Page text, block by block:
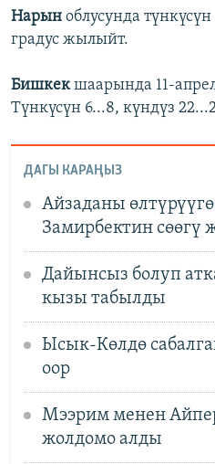
Нарын облусунда
градус жылыйт.
Бишкекшаарында 11-
Түнкүсүн 6...8, күндүз
ДАГЫ КАРАҢЫЗ
Айзаданы
Замирбектин сөөгү
Дайынсыз болуп
кызы табылды
Ысык-Көлдө
оор
Мээрим менен
жолдомо алды